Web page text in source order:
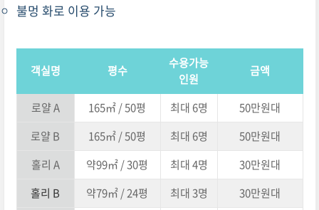
불멍 화로 이용 가능
객실명 평수
수용가능
인원
금액
로얄 A 165㎡ / 50평 최대 6명
50만원대
로얄 B
165㎡ / 50평 최대 6명
50만원대
홀리 A
약99㎡ / 30평 최대 4명
30만원대
홀리 B
약79㎡ / 24평 최대 3명
30만원대